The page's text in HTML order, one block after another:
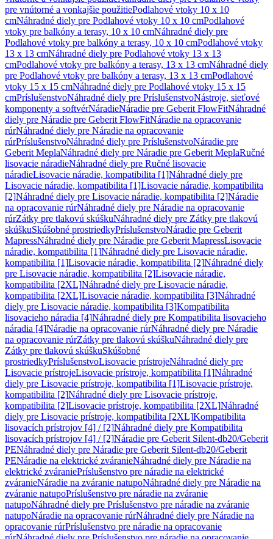
pre vnútorné a vonkajšie použitiePodlahové vtoky 10 x 10
cmNáhradné diely pre Podlahové vtoky 10 x 10 cmPodlahové
vtoky pre balkóny a terasy, 10 x 10 cmNáhradné diely pre
Podlahové vtoky pre balkóny a terasy, 10 x 10 cmPodlahové vtoky
13 x 13 cmNáhradné diely pre Podlahové vtoky 13 x 13
cmPodlahové vtoky pre balkóny a terasy, 13 x 13 cmNáhradné diely
pre Podlahové vtoky pre balkóny a terasy, 13 x 13 cmPodlahové
vtoky 15 x 15 cmNáhradné diely pre Podlahové vtoky 15 x 15
cmPríslušenstvoNáhradné diely pre PríslušenstvoNástroje, sieťové
komponenty a softvérNáradieNáradie pre Geberit FlowFitNáhradné
diely pre Náradie pre Geberit FlowFitNáradie na opracovanie
rúrNáhradné diely pre Náradie na opracovanie
rúrPríslušenstvoNáhradné diely pre PríslušenstvoNáradie pre
Geberit MeplaNáhradné diely pre Náradie pre Geberit MeplaRučné
lisovacie náradieNáhradné diely pre Ručné lisovacie
náradieLisovacie náradie, kompatibilita [1]Náhradné diely pre
Lisovacie náradie, kompatibilita [1]Lisovacie náradie, kompatibilita
[2]Náhradné diely pre Lisovacie náradie, kompatibilita [2]Náradie
na opracovanie rúrNáhradné diely pre Náradie na opracovanie
rúrZátky pre tlakovú skúškuNáhradné diely pre Zátky pre tlakovú
skúškuSkúšobné prostriedkyPríslušenstvoNáradie pre Geberit
MapressNáhradné diely pre Náradie pre Geberit MapressLisovacie
náradie, kompatibilita [1]Náhradné diely pre Lisovacie náradie,
kompatibilita [1]Lisovacie náradie, kompatibilita [2]Náhradné diely
pre Lisovacie náradie, kompatibilita [2]Lisovacie náradie,
kompatibilita [2XL]Náhradné diely pre Lisovacie náradie,
kompatibilita [2XL]Lisovacie náradie, kompatibilita [3]Náhradné
diely pre Lisovacie náradie, kompatibilita [3]Kompatibilita
lisovacieho náradia [4]Náhradné diely pre Kompatibilita lisovacieho
náradia [4]Náradie na opracovanie rúrNáhradné diely pre Náradie
na opracovanie rúrZátky pre tlakovú skúškuNáhradné diely pre
Zátky pre tlakovú skúškuSkúšobné
prostriedkyPríslušenstvoLisovacie prístrojeNáhradné diely pre
Lisovacie prístrojeLisovacie prístroje, kompatibilita [1]Náhradné
diely pre Lisovacie prístroje, kompatibilita [1]Lisovacie prístroje,
kompatibilita [2]Náhradné diely pre Lisovacie prístroje,
kompatibilita [2]Lisovacie prístroje, kompatibilita [2XL]Náhradné
diely pre Lisovacie prístroje, kompatibilita [2XL]Kompatibilita
lisovacích prístrojov [4] / [2]Náhradné diely pre Kompatibilita
lisovacích prístrojov [4] / [2]Náradie pre Geberit Silent-db20/Geberit
PENáhradné diely pre Náradie pre Geberit Silent-db20/Geberit
PENáradie na elektrické zváranieNáhradné diely pre Náradie na
elektrické zváraniePríslušenstvo pre náradie na elektrické
zváranieNáradie na zváranie natupoNáhradné diely pre Náradie na
zváranie natupoPríslušenstvo pre náradie na zváranie
natupoNáhradné diely pre Príslušenstvo pre náradie na zváranie
natupoNáradie na opracovanie rúrNáhradné diely pre Náradie na
opracovanie rúrPríslušenstvo pre náradie na opracovanie